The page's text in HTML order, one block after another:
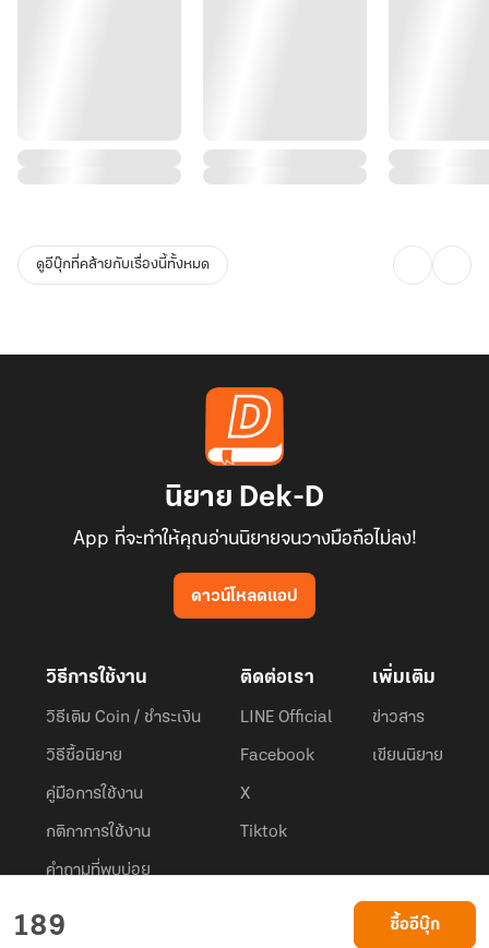
189 ซื้ออีบุ๊ก
ดูอีบุ๊กที่คล้ายกับเรื่องนี้ทั้งหมด
นิยาย Dek-D
App ที่จะทำให้คุณอ่านนิยายจนวางมือถือไม่ลง!
ดาวน์โหลดแอป
วิธีการใช้งาน
วิธีเติม Coin / ชำระเงิน
วิธีซื้อนิยาย
คู่มือการใช้งาน
กติกาการใช้งาน
คำถามที่พบบ่อย
ติดต่อเรา
LINE Official
Facebook
X
Tiktok
เพิ่มเติม
ข่าวสาร
เขียนนิยาย
© 2026 Privacy Policy
Dek-D.com ใช้คุกกี้เพื่อพัฒนาประสบการณ์ของ ผู้ใช้ให้ดียิ่งขึ้น
เรียนรู้เพิ่มเติมที่นี่
ยอมรับ